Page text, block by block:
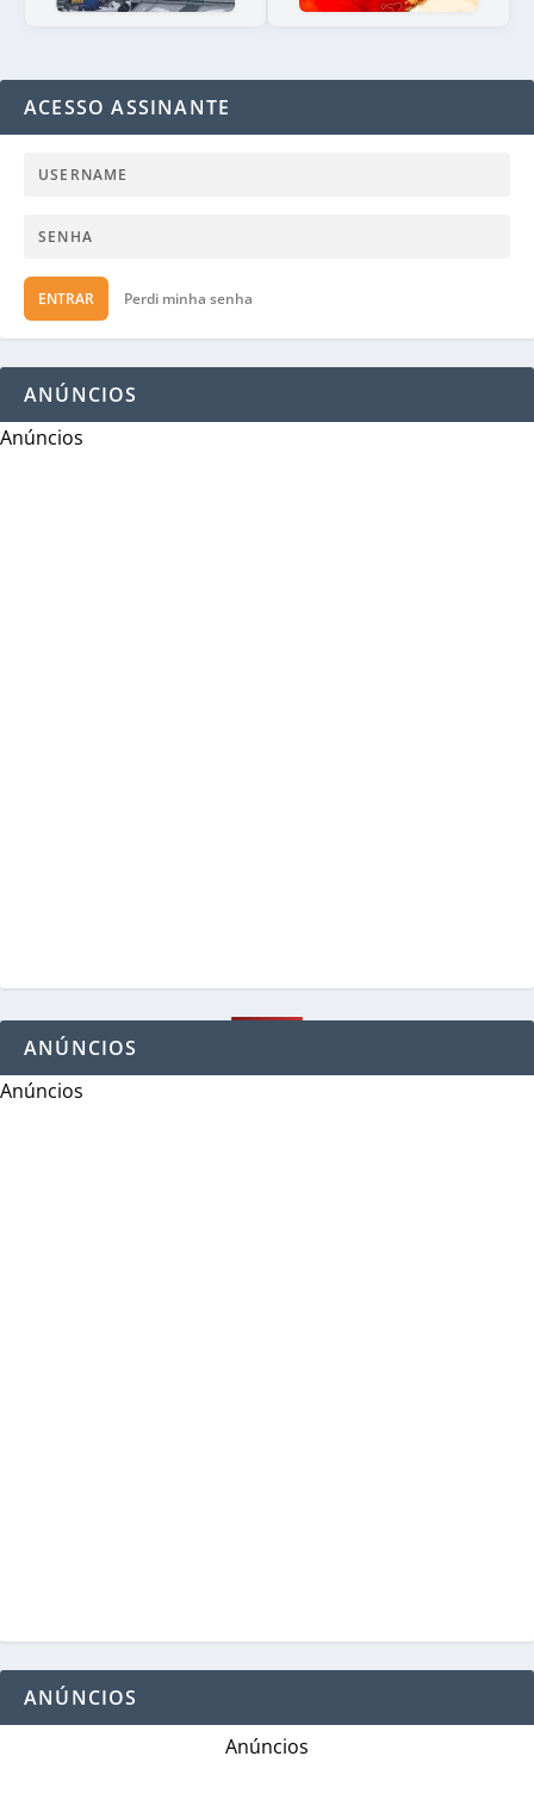
ACESSO ASSINANTE
ENTRAR Perdi minha senha
ANÚNCIOS
Anúncios
ANÚNCIOS
Anúncios
ANÚNCIOS
Anúncios